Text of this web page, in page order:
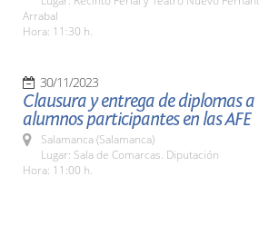
Arrabal
Hora: 11:30 h.
30/11/2023
Clausura y entrega de diplomas a
alumnos participantes en las AFE
Salamanca (Salamanca)
Lugar: Sala de Comarcas. Diputación
Hora: 11:00 h.